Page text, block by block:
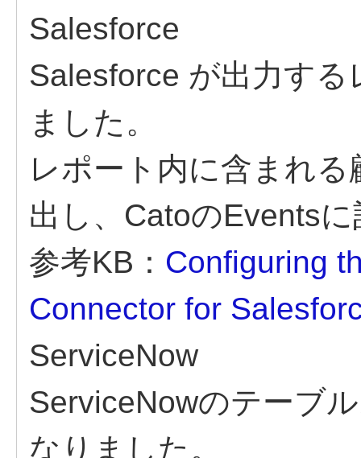
Salesforce
Salesforce が出力す
ました。
レポート内に含まれ
出し、CatoのEvents
参考KB： Configuring
Connector for
ServiceNow
ServiceNowのテーブ
なりました。